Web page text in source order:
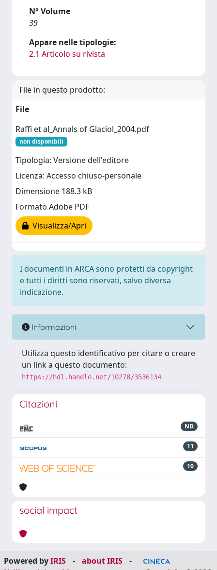
N° Volume
39
Appare nelle tipologie:
2.1 Articolo su rivista
File in questo prodotto:
File
Raffi et al_Annals of Glaciol_2004.pdf
non disponibili
Tipologia: Versione dell'editore
Licenza: Accesso chiuso-personale
Dimensione 188.3 kB
Formato Adobe PDF
Visualizza/Apri
I documenti in ARCA sono protetti da copyright
e tutti i diritti sono riservati, salvo diversa
indicazione.
Informazioni
Utilizza questo identificativo per citare o creare
un link a questo documento:
https://hdl.handle.net/10278/3536134
Citazioni
ND
11
10
social impact
Powered byIRIS - about IRIS
-